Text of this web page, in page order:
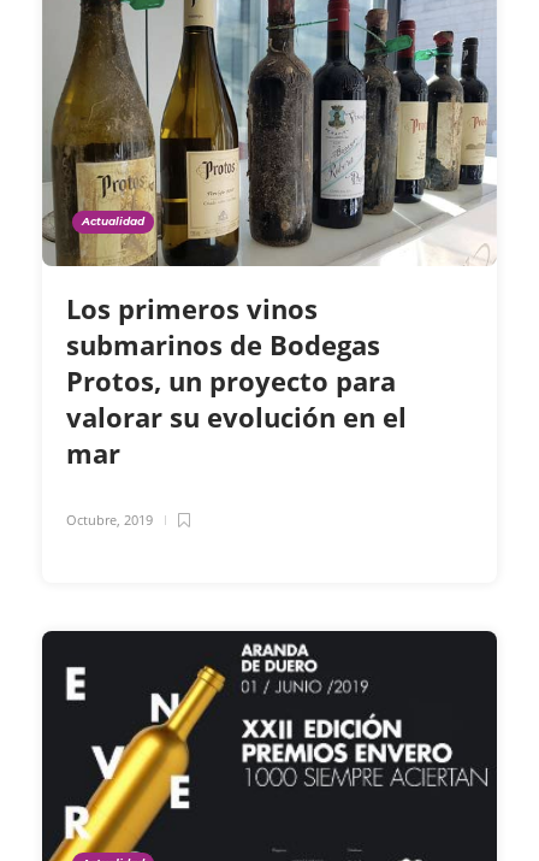
Actualidad
Los primeros vinos
submarinos de Bodegas
Protos, un proyecto para
valorar su evolución en el
mar
Octubre, 2019